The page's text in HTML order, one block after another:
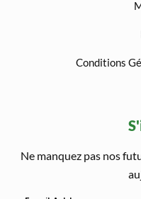
Conditions
Ne manquez pas nos